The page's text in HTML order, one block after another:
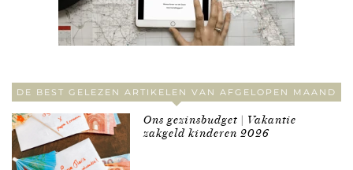
DE BEST GELEZEN ARTIKELEN VAN AFGELOPEN MAAND
Ons gezinsbudget | Vakantie
zakgeld kinderen 2026